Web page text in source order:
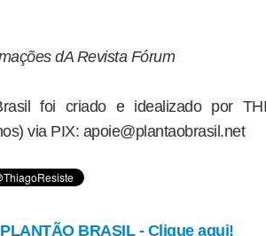
dA Revista Fórum
foi criado e idealizado por
via PIX: apoie@plantaobrasil.net
BRASIL - Clique aqui!